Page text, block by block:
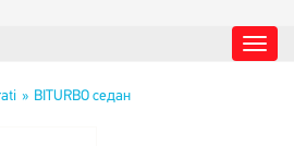
BITURBO седан